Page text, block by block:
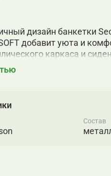
дизайн банкетки
добавит уюта и
каркаса и
капитоне, будет
классический дизайн
отталкивает пыль и
вид.
LOFT SOFT,
Состав